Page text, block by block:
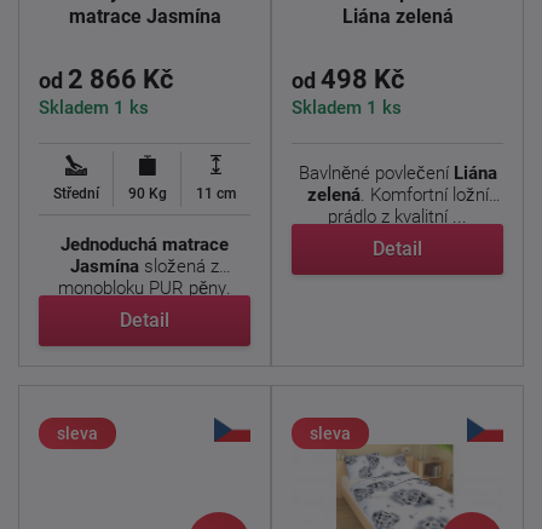
matrace Jasmína
od 2 866 Kč
Skladem 1 ks
Střední 90 Kg 11 cm
Jednoduchá matrace
Jasmína složená z
monobloku PUR pěny.
PUR pěna
Detail
Liána zelená
od 498 Kč
Skladem 1 ks
Bavlněné povlečení Liána
zelená. Komfortní ložní
prádlo z kvalitní ...
Detail
sleva sleva